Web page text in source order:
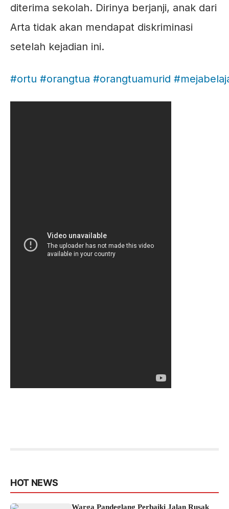
diterima sekolah. Dirinya berjanji, anak dari
Arta tidak akan mendapat diskriminasi
setelah kejadian ini.
#ortu #orangtua #orangtuamurid
HOT NEWS